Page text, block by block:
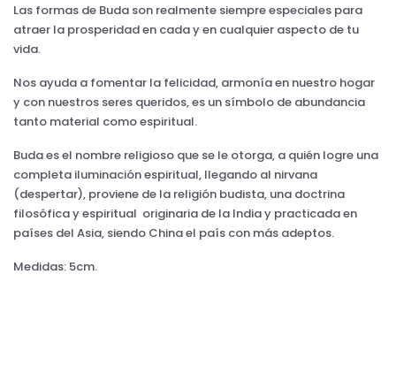
Las formas de Buda son realmente siempre especiales para
atraer la prosperidad en cada y en cualquier aspecto de tu
vida.
Nos ayuda a fomentar la felicidad, armonía en nuestro hogar
y con nuestros seres queridos, es un símbolo de abundancia
tanto material como espiritual.
Buda es el nombre religioso que se le otorga, a quién logre una
completa iluminación espiritual, llegando al nirvana
(despertar), proviene de la religión budista, una doctrina
filosófica y espiritual originaria de la India y practicada en
países del Asia, siendo China el país con más adeptos.
Medidas: 5cm.